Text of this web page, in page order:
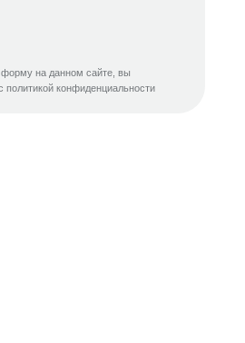
на данном сайте, вы
политикой конфиденциальности